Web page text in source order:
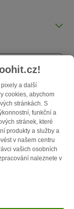
a další
cookies, abychom
stránkách. S
funkční a
stránek, které
produkty a služby a
v našem centru
vašich osobních
naleznete v